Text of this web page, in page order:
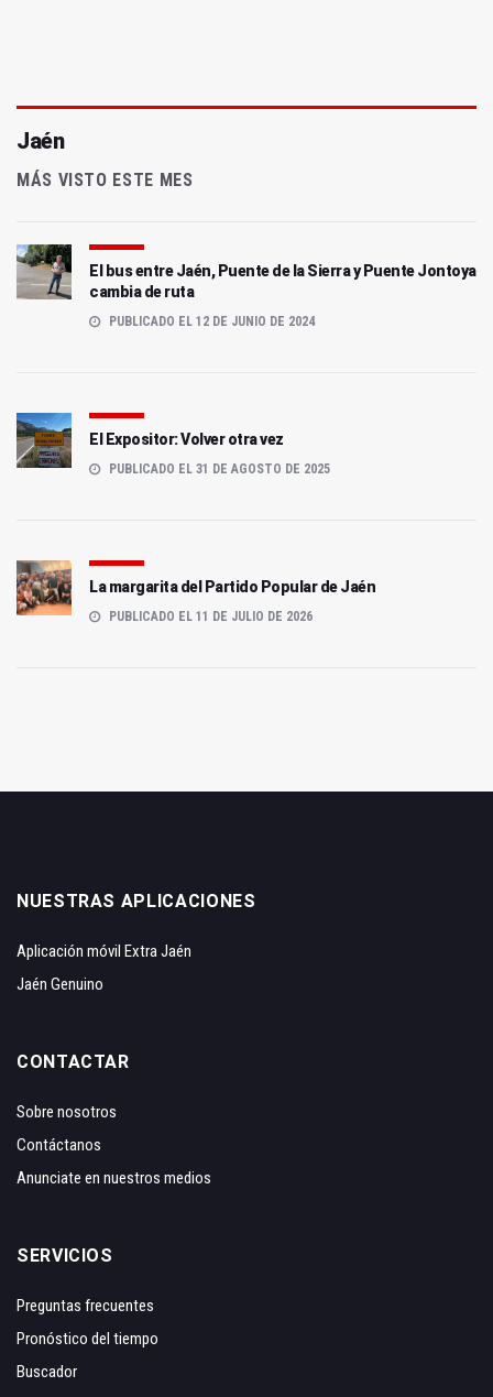
Jaén
MÁS VISTO ESTE MES
El bus entre Jaén, Puente de la Sierra y Puente Jontoya
cambia de ruta
PUBLICADO EL 12 DE JUNIO DE 2024
El Expositor: Volver otra vez
PUBLICADO EL 31 DE AGOSTO DE 2025
La margarita del Partido Popular de Jaén
PUBLICADO EL 11 DE JULIO DE 2026
NUESTRAS APLICACIONES
Aplicación móvil Extra Jaén
Jaén Genuino
CONTACTAR
Sobre nosotros
Contáctanos
Anunciate en nuestros medios
SERVICIOS
Preguntas frecuentes
Pronóstico del tiempo
Buscador